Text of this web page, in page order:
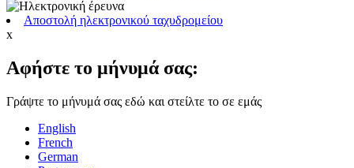
Αποστολή ηλεκτρονικού ταχυδρομείου
x
Αφήστε το μήνυμά σας:
Γράψτε το μήνυμά σας εδώ και στείλτε το σε εμάς
English
French
German